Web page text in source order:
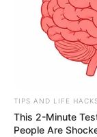
TIPS AND LIFE
This 2-Minute
People Are